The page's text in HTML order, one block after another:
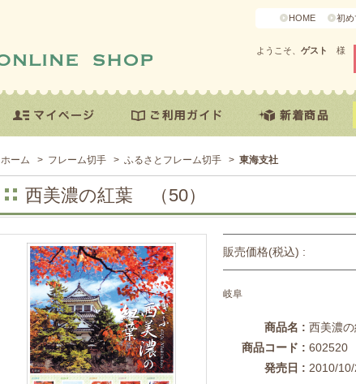
HOME 初め
ようこそ、 ゲスト 様
ホーム > フレーム切手 > ふるさとフレーム切手 > 東海支社
西美濃の紅葉 （50）
販売価格(税込) :
岐阜
商品名 : 西美濃
商品コード : 602520
発売日 : 2010/